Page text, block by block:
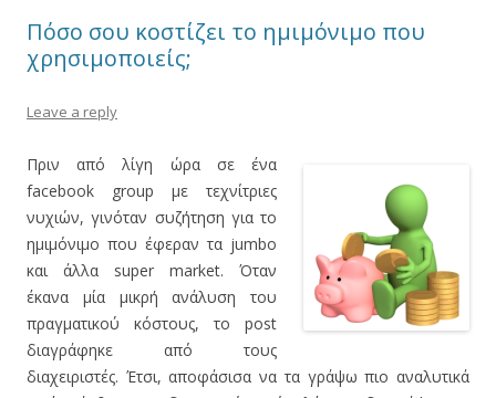
Πόσο σου κοστίζει το ημιμόνιμο που
χρησιμοποιείς;
Leave a reply
Πριν από λίγη ώρα σε ένα
facebook group με τεχνίτριες
νυχιών, γινόταν συζήτηση για το
ημιμόνιμο που έφεραν τα jumbo
και άλλα super market. Όταν
έκανα μία μικρή ανάλυση του
πραγματικού κόστους, το post
διαγράφηκε από τους
διαχειριστές. Έτσι, αποφάσισα να τα γράψω πιο αναλυτικά